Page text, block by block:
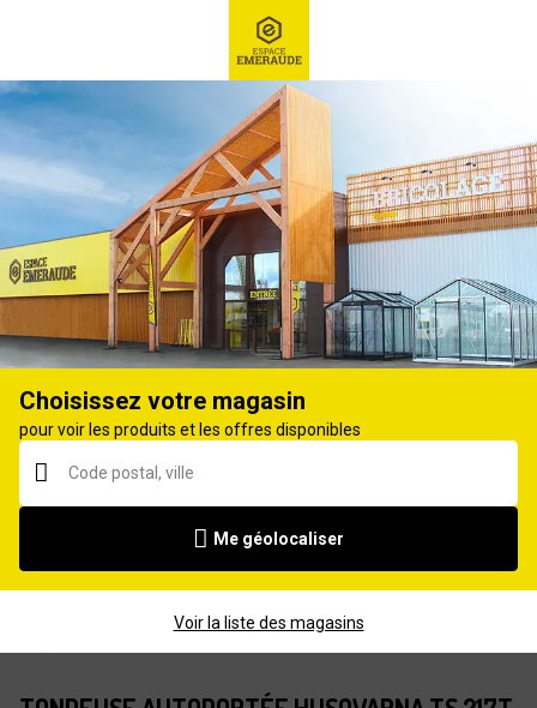
Ex : Robot tondeuse, ...
Tracteur tondeuse
Choisissez votre magasin
pour voir les produits et les offres disponibles
Me géolocaliser
Voir la liste des magasins